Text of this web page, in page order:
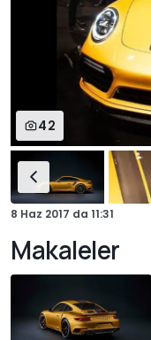
42
8 Haz 2017 da 11:31
Makaleler